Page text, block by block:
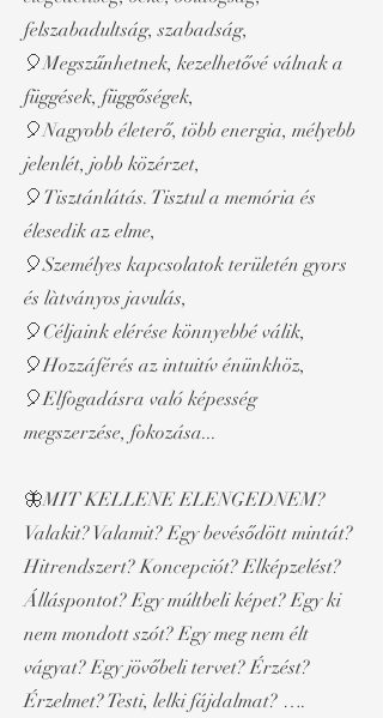
felszabadultság, szabadság,
🎈Megszűnhetnek, kezelhetővé válnak a
függések, függőségek,
🎈Nagyobb életerő, több energia, mélyebb
jelenlét, jobb közérzet,
🎈Tisztánlátás. Tisztul a memória és
élesedik az elme,
🎈Személyes kapcsolatok területén gyors
és làtványos javulás,
🎈Céljaink elérése könnyebbé válik,
🎈Hozzáférés az intuitív énünkhöz,
🎈Elfogadásra való képesség
megszerzése, fokozása...
🦋MIT KELLENE ELENGEDNEM?
Valakit? Valamit? Egy bevésődött mintát?
Hitrendszert? Koncepciót? Elképzelést?
Álláspontot? Egy múltbeli képet? Egy ki
nem mondott szót? Egy meg nem élt
vágyat? Egy jövőbeli tervet? Érzést?
Érzelmet? Testi, lelki fájdalmat? ….